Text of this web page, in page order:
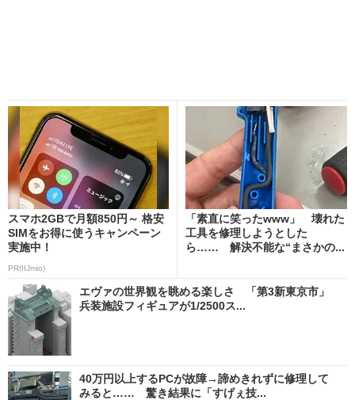
スマホ2GBで月額850円～ 格安
SIMをお得に使うキャンペーン
実施中！
PR(IIJmio)
「素直に笑ったwww」 壊れた
工具を修理しようとした
ら…… 解決不能な“まさかの...
エヴァの世界観を眺める楽しさ 「第3新東京市」
兵装施設フィギュアが1/2500ス...
40万円以上するPCが故障→諦めきれずに修理して
みると…… 驚き結果に「すげぇ技...